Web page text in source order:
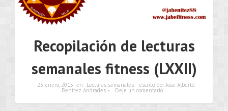
Recopilación de lecturas
semanales fitness (LXXII)
23 enero, 2015 en Lecturas semanales escrito por Jose Alberto
Benítez Andrades • Deje un comentario